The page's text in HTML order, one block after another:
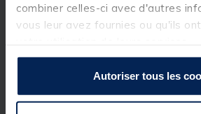
combiner celles-ci avec d'autres
vous leur avez fournies ou qu'ils
Autoriser tous les
Spécifications
208236-1
Marque
RIVE